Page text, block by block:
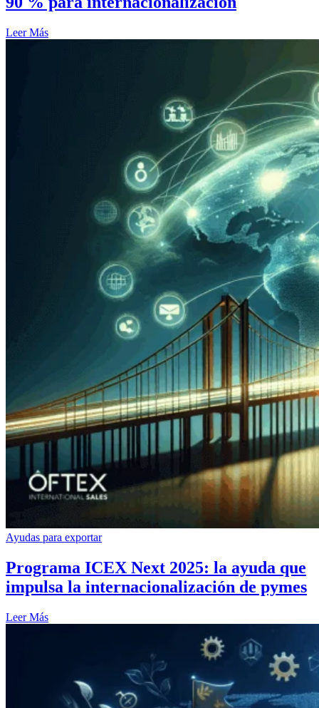
Leer Más
Ayudas para exportar
Programa ICEX Next 2025: la ayuda que
impulsa la internacionalización de pymes
Leer Más